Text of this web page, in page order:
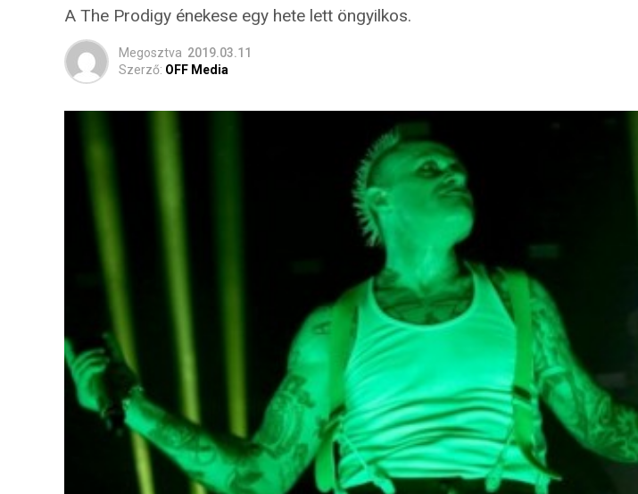
A The Prodigy énekese egy hete lett öngyilkos.
Megosztva 2019.03.11
Szerző: OFF Media